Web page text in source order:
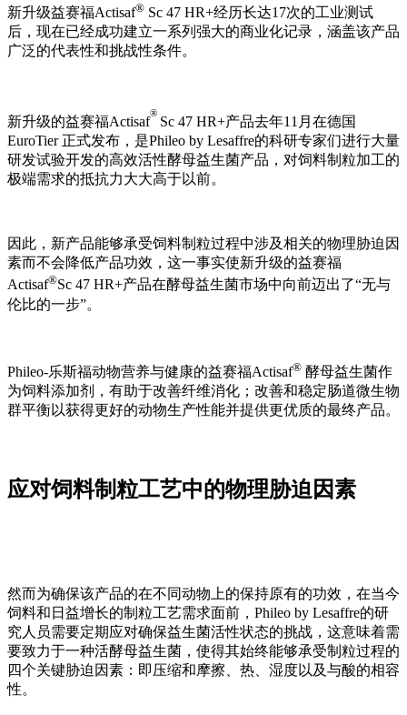
新升级益赛福Actisaf® Sc 47 HR+经历长达17次的工业测试
后，现在已经成功建立一系列强大的商业化记录，涵盖该产品
广泛的代表性和挑战性条件。
新升级的益赛福Actisaf
®
Sc 47 HR+产品去年11月在德国
EuroTier 正式发布，是Phileo by Lesaffre的科研专家们进行大量
研发试验开发的高效活性酵母益生菌产品，对饲料制粒加工的
极端需求的抵抗力大大高于以前。
因此，新产品能够承受饲料制粒过程中涉及相关的物理胁迫因
素而不会降低产品功效，这一事实使新升级的益赛福
Actisaf®Sc 47 HR+产品在酵母益生菌市场中向前迈出了“无与
伦比的一步”。
Phileo-乐斯福动物营养与健康的益赛福Actisaf® 酵母益生菌作
为饲料添加剂，有助于改善纤维消化；改善和稳定肠道微生物
群平衡以获得更好的动物生产性能并提供更优质的最终产品。
应对饲料制粒工艺中的物理胁迫因素
然而为确保该产品的在不同动物上的保持原有的功效，在当今
饲料和日益增长的制粒工艺需求面前，Phileo by Lesaffre的研
究人员需要定期应对确保益生菌活性状态的挑战，这意味着需
要致力于一种活酵母益生菌，使得其始终能够承受制粒过程的
四个关键胁迫因素：即压缩和摩擦、热、湿度以及与酸的相容
性。